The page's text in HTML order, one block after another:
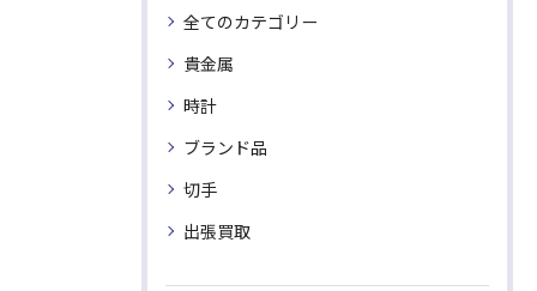
全てのカテゴリー
貴金属
時計
ブランド品
切手
出張買取